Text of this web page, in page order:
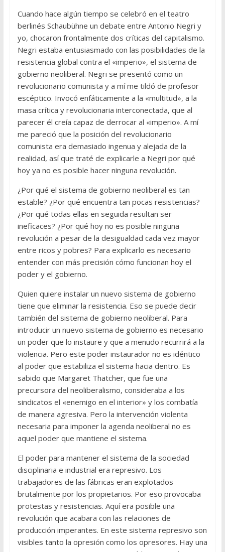
Cuando hace algún tiempo se celebró en el teatro
berlinés Schaubühne un debate entre Antonio Negri y
yo, chocaron frontalmente dos críticas del capitalismo.
Negri estaba entusiasmado con las posibilidades de la
resistencia global contra el «imperio», el sistema de
gobierno neoliberal. Negri se presentó como un
revolucionario comunista y a mí me tildó de profesor
escéptico. Invocó enfáticamente a la «multitud», a la
masa crítica y revolucionaria interconectada, que al
parecer él creía capaz de derrocar al «imperio». A mí
me pareció que la posición del revolucionario
comunista era demasiado ingenua y alejada de la
realidad, así que traté de explicarle a Negri por qué
hoy ya no es posible hacer ninguna revolución.
¿Por qué el sistema de gobierno neoliberal es tan
estable? ¿Por qué encuentra tan pocas resistencias?
¿Por qué todas ellas en seguida resultan ser
ineficaces? ¿Por qué hoy no es posible ninguna
revolución a pesar de la desigualdad cada vez mayor
entre ricos y pobres? Para explicarlo es necesario
entender con más precisión cómo funcionan hoy el
poder y el gobierno.
Quien quiere instalar un nuevo sistema de gobierno
tiene que eliminar la resistencia. Eso se puede decir
también del sistema de gobierno neoliberal. Para
introducir un nuevo sistema de gobierno es necesario
un poder que lo instaure y que a menudo recurrirá a la
violencia. Pero este poder instaurador no es idéntico
al poder que estabiliza el sistema hacia dentro. Es
sabido que Margaret Thatcher, que fue una
precursora del neoliberalismo, consideraba a los
sindicatos el «enemigo en el interior» y los combatía
de manera agresiva. Pero la intervención violenta
necesaria para imponer la agenda neoliberal no es
aquel poder que mantiene el sistema.
El poder para mantener el sistema de la sociedad
disciplinaria e industrial era represivo. Los
trabajadores de las fábricas eran explotados
brutalmente por los propietarios. Por eso provocaba
protestas y resistencias. Aquí era posible una
revolución que acabara con las relaciones de
producción imperantes. En este sistema represivo son
visibles tanto la opresión como los opresores. Hay una